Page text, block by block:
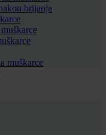
brijanja
muškarce